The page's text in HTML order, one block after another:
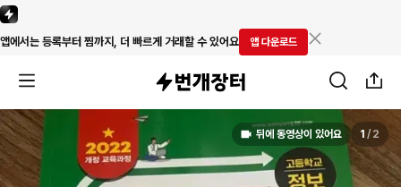
앱에서는 등록부터 찜까지, 더 빠르게 거래할 수 있어요 앱 다운로드
뒤에 동영상이 있어요 1 / 2